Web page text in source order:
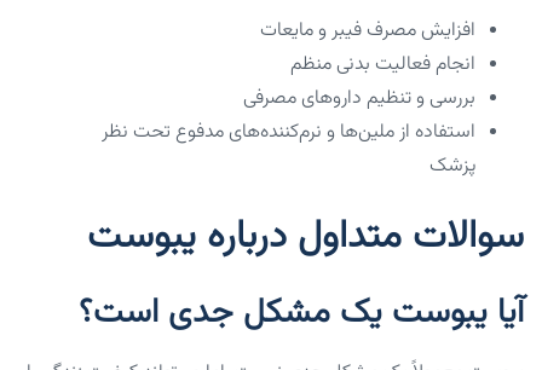
افزایش مصرف فیبر و مایعات
انجام فعالیت بدنی منظم
بررسی و تنظیم داروهای مصرفی
استفاده از ملین‌ها و نرم‌کننده‌های مدفوع تحت نظر
پزشک
سوالات متداول درباره یبوست
آیا یبوست یک مشکل جدی است؟